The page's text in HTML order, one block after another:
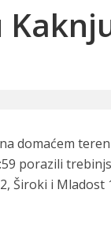
domaćem
porazili
Široki i Mladost